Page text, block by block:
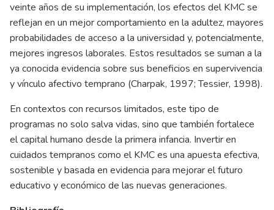
veinte años de su implementación, los efectos del KMC se
reflejan en un mejor comportamiento en la adultez, mayores
probabilidades de acceso a la universidad y, potencialmente,
mejores ingresos laborales. Estos resultados se suman a la
ya conocida evidencia sobre sus beneficios en supervivencia
y vínculo afectivo temprano (Charpak, 1997; Tessier, 1998).
En contextos con recursos limitados, este tipo de
programas no solo salva vidas, sino que también fortalece
el capital humano desde la primera infancia. Invertir en
cuidados tempranos como el KMC es una apuesta efectiva,
sostenible y basada en evidencia para mejorar el futuro
educativo y económico de las nuevas generaciones.